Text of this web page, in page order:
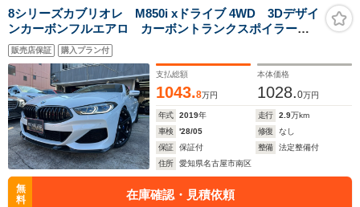
8シリーズカブリオレ M850i xドライブ 4WD 3Dデザイ
ンカーボンフルエアロ カーボントランクスポイラー
TV-KIT フォージアート鍛造21インチ 前後低ダストブレ
ーキパッド
販売店保証 購入プラン付
支払総額
1043.8万円
本体価格
1028.0万円
年式 2019年 走行 2.9万km
車検
'28/05 修復
なし
保証
保証付 整備
法定整備付
住所
愛知県名古屋市南区
無
料
在庫確認・見積依頼